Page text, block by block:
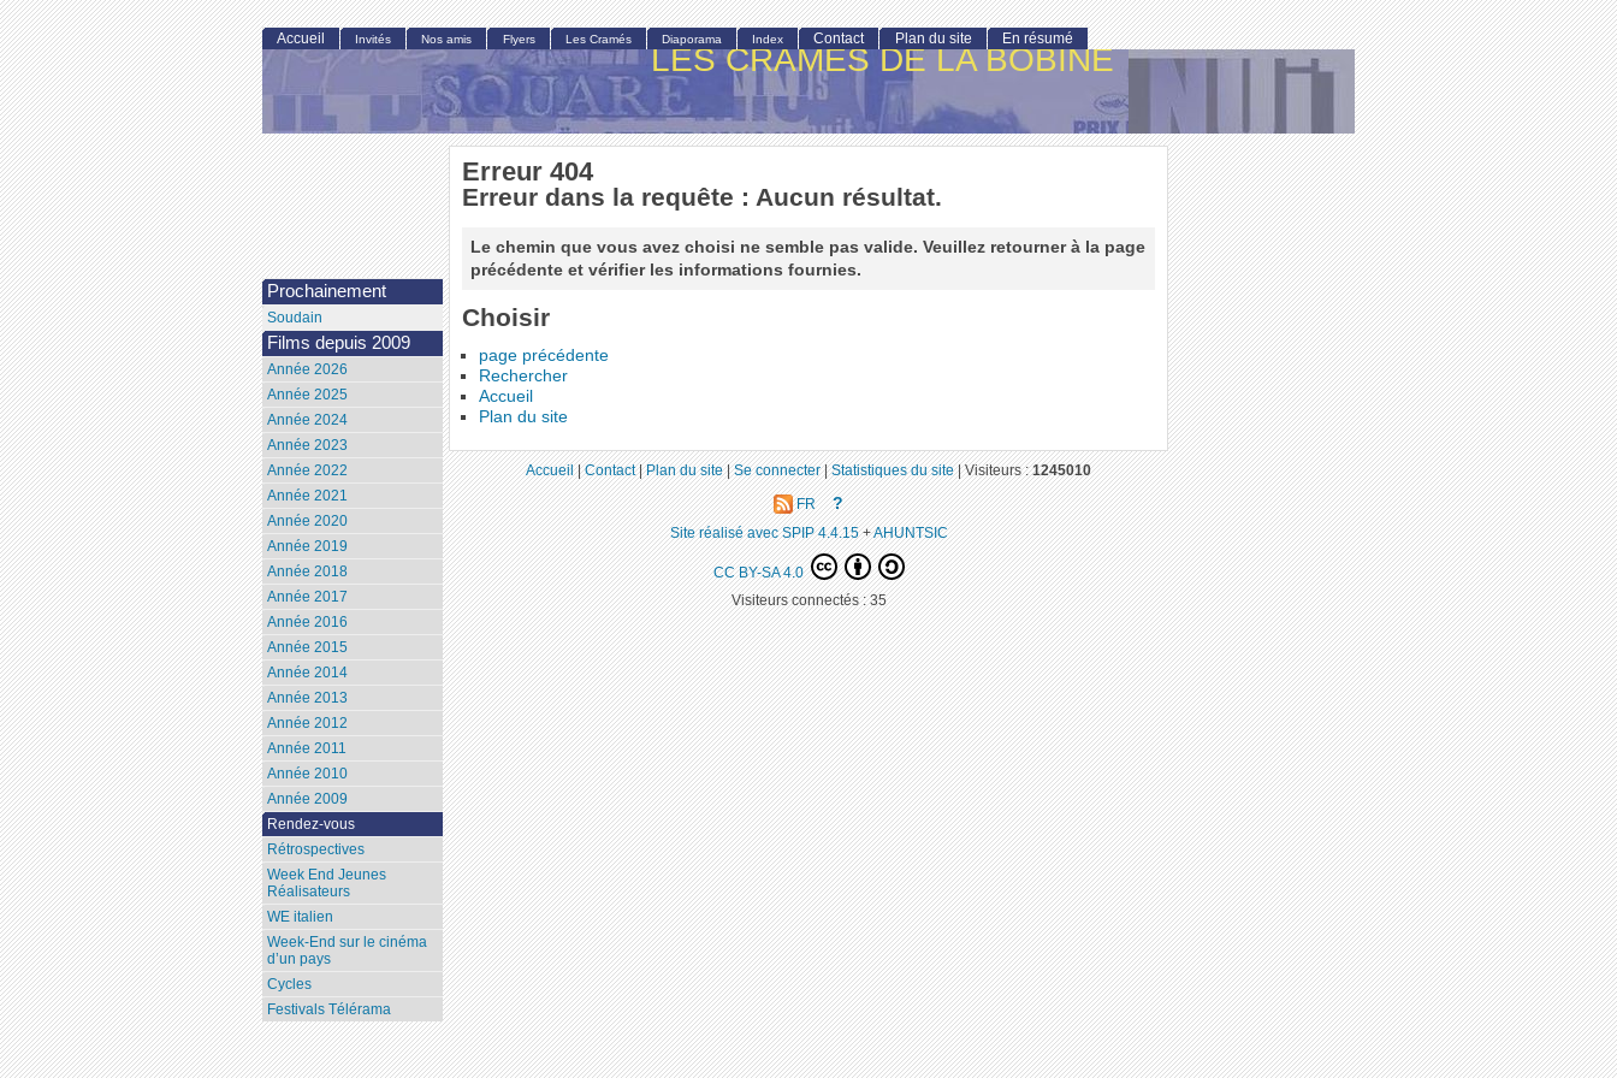
LES CRAMÉS DE LA BOBINE
Erreur 404
Erreur dans la requête : Aucun résultat.
Le chemin que vous avez choisi ne semble pas valide. Veuillez retourner à la page
précédente et vérifier les informations fournies.
Choisir
page précédente
Rechercher
Accueil
Plan du site
Accueil Invités Nos amis Flyers Les Cramés Diaporama Index Contact Plan du site En résumé
Prochainement
Soudain
Films depuis 2009
Année 2026
Année 2025
Année 2024
Année 2023
Année 2022
Année 2021
Année 2020
Année 2019
Année 2018
Année 2017
Année 2016
Année 2015
Année 2014
Année 2013
Année 2012
Année 2011
Année 2010
Année 2009
Rendez-vous
Rétrospectives
Week End Jeunes
Réalisateurs
WE italien
Week-End sur le cinéma
d’un pays
Cycles
Festivals Télérama
Accueil|Contact|Plan du site|Se connecter|Statistiques du site|Visiteurs :1245010
FR ?
Site réalisé avec SPIP 4.4.15+AHUNTSIC
CC BY-SA 4.0
Visiteurs connectés :35